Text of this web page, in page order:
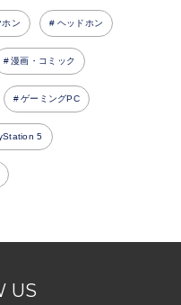
ホン ヘッドホン
漫画・コミック
ゲーミングPC
5
US